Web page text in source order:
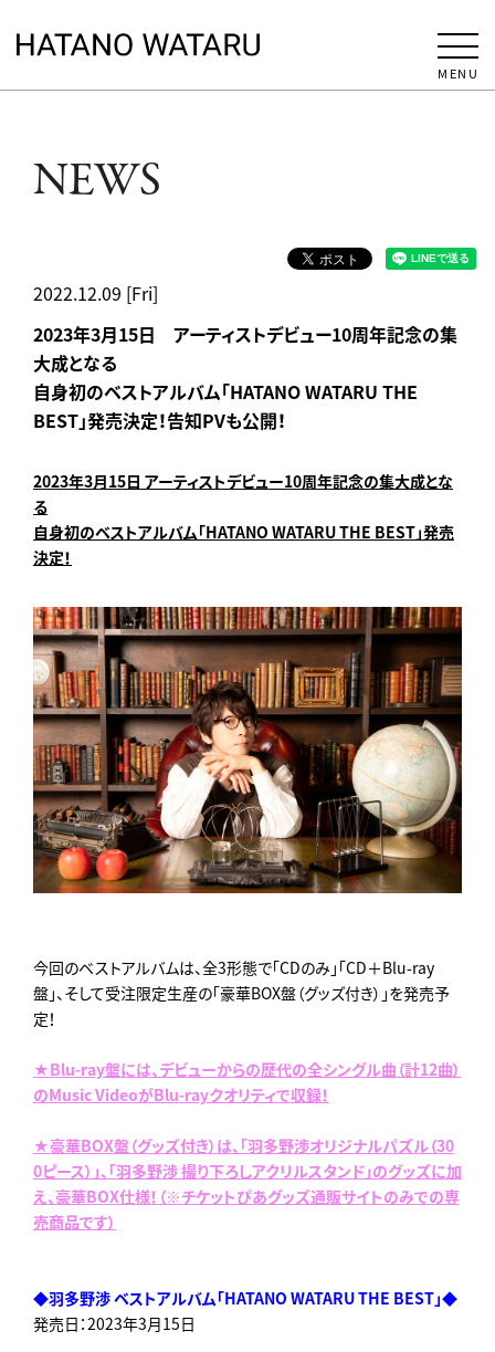
MENU
NEWS
2022.12.09 [Fri]
2023年3月15日 アーティストデビュー10周年記念の集
大成となる
自身初のベストアルバム「HATANO WATARU THE
BEST」発売決定！告知PVも公開！
2023年3月15日 アーティストデビュー10周年記念の集大成とな
る
自身初のベストアルバム「HATANO WATARU THE BEST」発売
決定！
今回のベストアルバムは、全3形態で「CDのみ」「CD＋Blu-ray
盤」、そして受注限定生産の「豪華BOX盤（グッズ付き）」を発売予
定！
★Blu-ray盤には、デビューからの歴代の全シングル曲（計12曲）
のMusic VideoがBlu-rayクオリティで収録！
★豪華BOX盤（グッズ付き）は、「羽多野渉オリジナルパズル（30
0ピース）」、「羽多野渉 撮り下ろしアクリルスタンド」のグッズに加
え、豪華BOX仕様！（※チケットぴあグッズ通販サイトのみでの専
売商品です）
◆羽多野渉 ベストアルバム「HATANO WATARU THE BEST」◆
発売日：2023年3月15日